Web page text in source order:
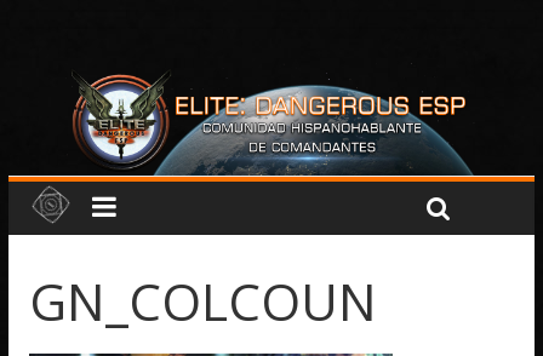
GN_COLCOUN